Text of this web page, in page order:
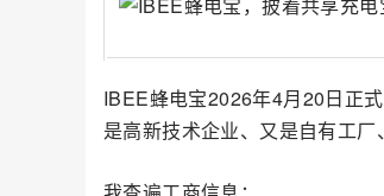
IBEE蜂电宝2026年4月20日正
是高新技术企业、又是自有工厂